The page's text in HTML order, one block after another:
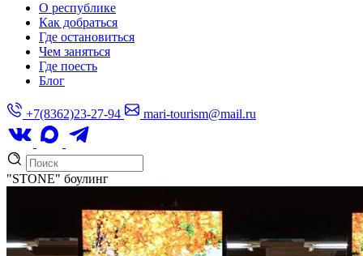
О республике
Как добраться
Где остановиться
Чем заняться
Где поесть
Блог
+7(8362)23-27-94 mari-tourism@mail.ru
"STONE" боулинг